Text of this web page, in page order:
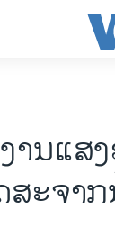
ານ​ແສ
ະຈາກ